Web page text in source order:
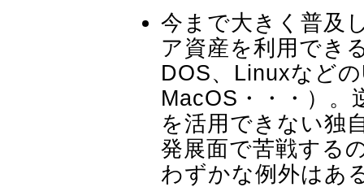
今まで大きく普及
ア資産を利用でき
DOS、Linuxなど
MacOS・・・）。
を活用できない独
発展面で苦戦する
わずかな例外はあ